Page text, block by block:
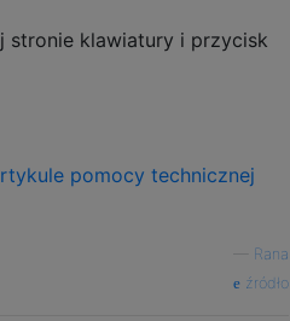
stronie klawiatury i przycisk
pomocy technicznej
Rana
źródło